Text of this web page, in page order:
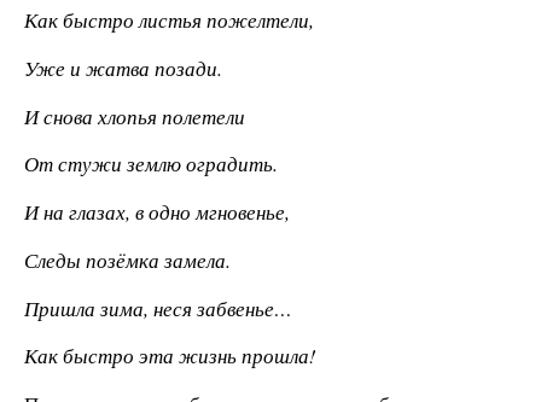
Как быстро листья пожелтели,
Уже и жатва позади.
И снова хлопья полетели
От стужи землю оградить.
И на глазах, в одно мгновенье,
Следы позёмка замела.
Пришла зима, неся забвенье…
Как быстро эта жизнь прошла!